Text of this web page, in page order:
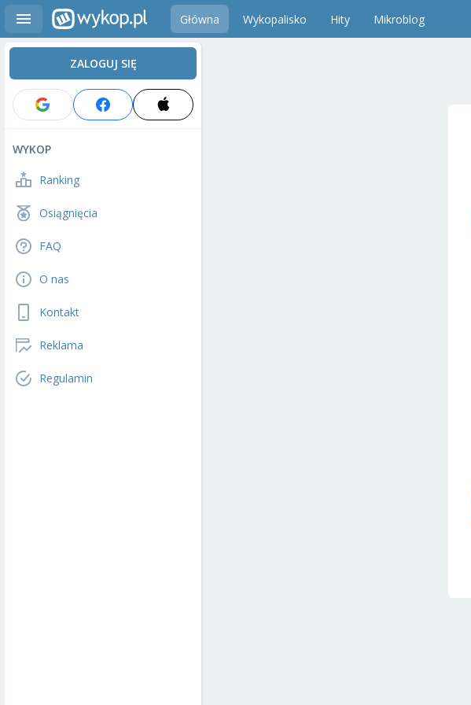
Główna Wykopalisko Hity Mikroblog
ZALOGUJ SIĘ
WYKOP
Ranking
Osiągnięcia
FAQ
O nas
Kontakt
Reklama
Regulamin